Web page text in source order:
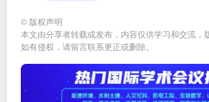
© 版权声明
本文由分享者转载或发布，内容仅供学习和交流，
如有侵权，请留言联系更正或删除。